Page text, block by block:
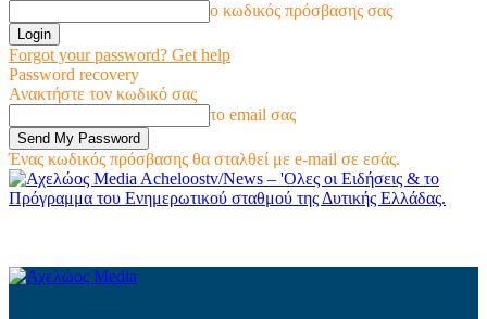
ο κωδικός πρόσβασης σας
Forgot your password? Get help
Password recovery
Ανακτήστε τον κωδικό σας
το email σας
Ένας κωδικός πρόσβασης θα σταλθεί με e-mail σε εσάς.
Acheloostv/News – 'Ολες οι Ειδήσεις & το
Πρόγραμμα του Ενημερωτικού σταθμού της Δυτικής Ελλάδας.